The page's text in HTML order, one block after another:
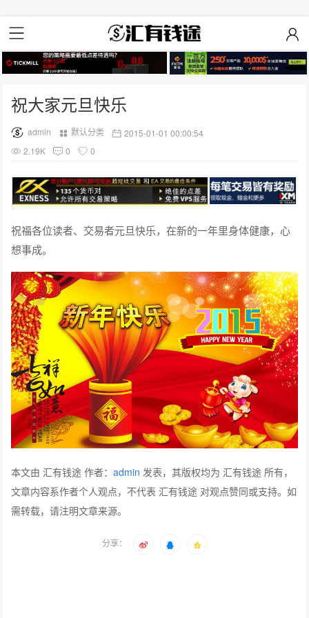
祝大家元旦快乐
admin 默认分类
2015-01-01 00:00:54
2.19K
0 0
祝福各位读者、交易者元旦快乐，在新的一年里身体健康，心
想事成。
本文由 汇有钱途 作者：admin 发表，其版权均为 汇有钱途 所有，
文章内容系作者个人观点，不代表 汇有钱途 对观点赞同或支持。如
需转载，请注明文章来源。
分享：